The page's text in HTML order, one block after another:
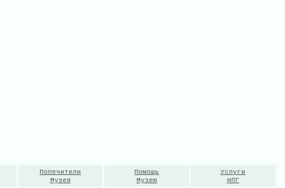
Попечители
Музея
Помощь
Музею
Услуги
НПГ